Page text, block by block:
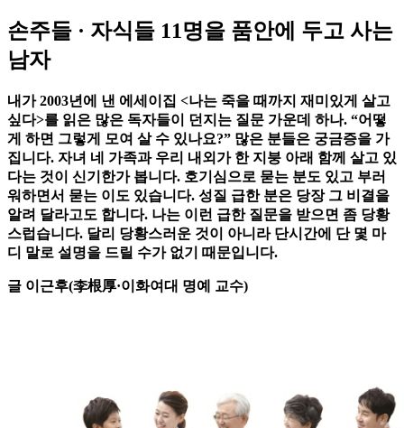
손주들 · 자식들 11명을 품안에 두고 사는
남자
내가 2003년에 낸 에세이집 <나는 죽을 때까지 재미있게 살고
싶다>를 읽은 많은 독자들이 던지는 질문 가운데 하나. “어떻
게 하면 그렇게 모여 살 수 있나요?” 많은 분들은 궁금증을 가
집니다. 자녀 네 가족과 우리 내외가 한 지붕 아래 함께 살고 있
다는 것이 신기한가 봅니다. 호기심으로 묻는 분도 있고 부러
워하면서 묻는 이도 있습니다. 성질 급한 분은 당장 그 비결을
알려 달라고도 합니다. 나는 이런 급한 질문을 받으면 좀 당황
스럽습니다. 달리 당황스러운 것이 아니라 단시간에 단 몇 마
디 말로 설명을 드릴 수가 없기 때문입니다.
글 이근후(李根厚·이화여대 명예 교수)